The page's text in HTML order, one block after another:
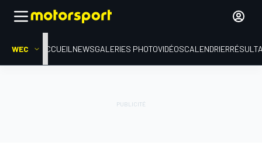
WEC ACCUEIL NEWSGALERIES PHOTOVIDÉOSCALENDRIER